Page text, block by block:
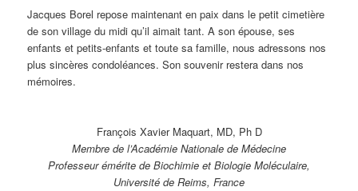
Jacques Borel repose maintenant en paix dans le petit cimetière
de son village du midi qu’il aimait tant. A son épouse, ses
enfants et petits-enfants et toute sa famille, nous adressons nos
plus sincères condoléances. Son souvenir restera dans nos
mémoires.
François Xavier Maquart, MD, Ph D
Membre de l’Académie Nationale de Médecine
Professeur émérite de Biochimie et Biologie Moléculaire,
Université de Reims, France